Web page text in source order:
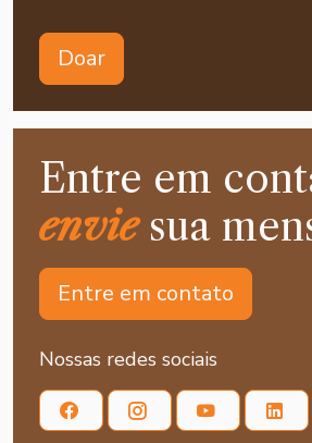
Doar
Entre em
enviesua
Entre em contato
Nossas redes sociais